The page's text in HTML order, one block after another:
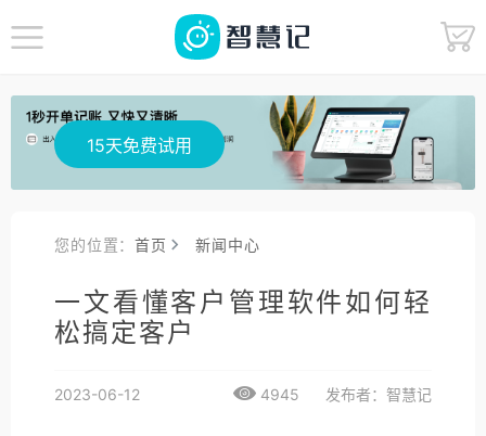
15天免费试用
您的位置：首页 新闻中心
一文看懂客户管理软件如何轻
松搞定客户
2023-06-12 4945 发布者：智慧记